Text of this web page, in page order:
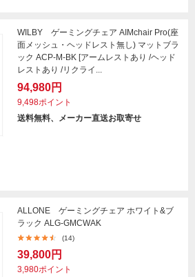
WILBY ゲーミングチェア AIMchair Pro(座
面メッシュ・ヘッドレスト無し) マットブラ
ック ACP-M-BK [アームレストあり /ヘッド
レストあり /リクライ...
94,980円
9,498ポイント
送料無料、メーカー直送お取寄せ
ALLONE ゲーミングチェア ホワイト&ブ
ラック ALG-GMCWAK
(14)
39,800円
3,980ポイント